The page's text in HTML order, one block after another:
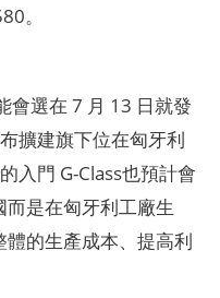
。
會選在 7 月 13 日就發
擴建旗下位在匈牙利
入門 G-Class也預計會
是在匈牙利工廠生
的生產成本、提高利